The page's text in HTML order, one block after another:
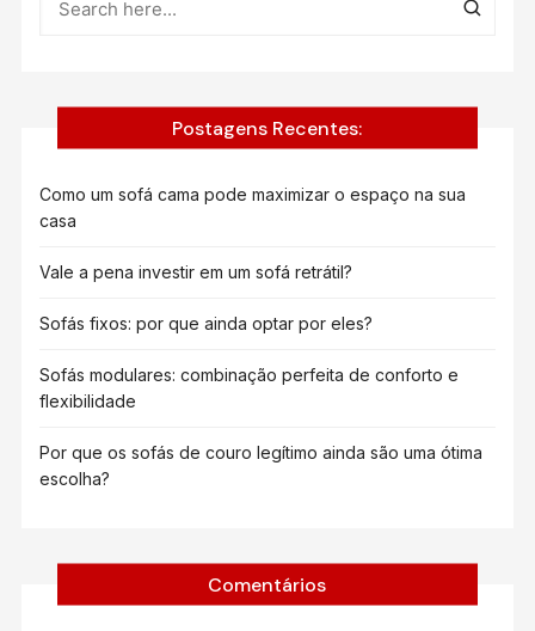
Postagens Recentes:
Como um sofá cama pode maximizar o espaço na sua
casa
Vale a pena investir em um sofá retrátil?
Sofás fixos: por que ainda optar por eles?
Sofás modulares: combinação perfeita de conforto e
flexibilidade
Por que os sofás de couro legítimo ainda são uma ótima
escolha?
Comentários